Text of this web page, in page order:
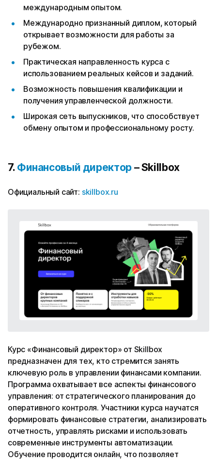
международным опытом.
Международно признанный диплом, который
открывает возможности для работы за
рубежом.
Практическая направленность курса с
использованием реальных кейсов и заданий.
Возможность повышения квалификации и
получения управленческой должности.
Широкая сеть выпускников, что способствует
обмену опытом и профессиональному росту.
7. Финансовый директор– Skillbox
Официальный сайт: skillbox.ru
Курс «Финансовый директор» от Skillbox
предназначен для тех, кто стремится занять
ключевую роль в управлении финансами компании.
Программа охватывает все аспекты финансового
управления: от стратегического планирования до
оперативного контроля. Участники курса научатся
формировать финансовые стратегии, анализировать
отчетность, управлять рисками и использовать
современные инструменты автоматизации.
Обучение проводится онлайн, что позволяет